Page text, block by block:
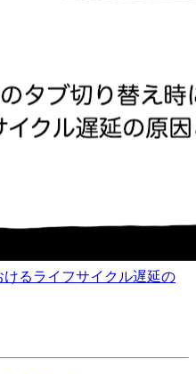
るライフサイクル遅延の